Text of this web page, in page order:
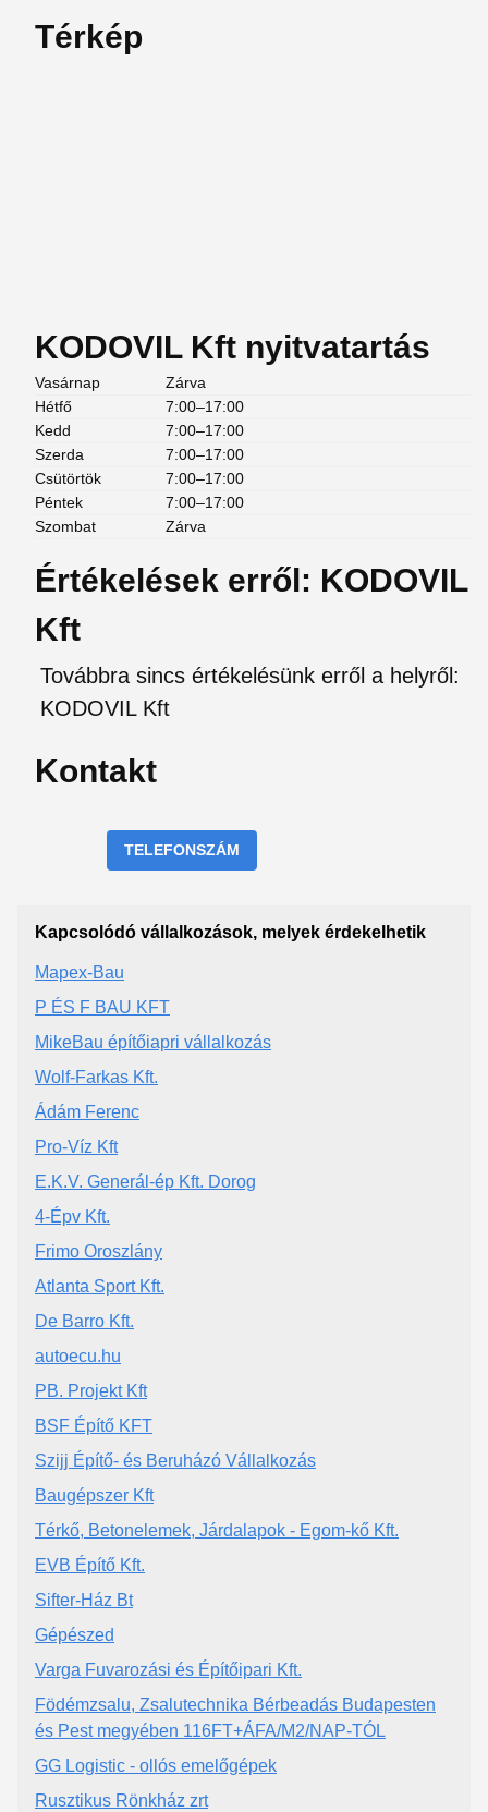
Térkép
KODOVIL Kft nyitvatartás
Vasárnap
Zárva
Hétfő
7:00–17:00
Kedd
7:00–17:00
Szerda
7:00–17:00
Csütörtök
7:00–17:00
Péntek
7:00–17:00
Szombat
Zárva
Értékelések erről: KODOVIL
Kft
Továbbra sincs értékelésünk erről a helyről:
KODOVIL Kft
Kontakt
TELEFONSZÁM
Kapcsolódó vállalkozások, melyek érdekelhetik
Mapex-Bau
P ÉS F BAU KFT
MikeBau építőiapri vállalkozás
Wolf-Farkas Kft.
Ádám Ferenc
Pro-Víz Kft
E.K.V. Generál-ép Kft. Dorog
4-Épv Kft.
Frimo Oroszlány
Atlanta Sport Kft.
De Barro Kft.
autoecu.hu
PB. Projekt Kft
BSF Építő KFT
Szijj Építő- és Beruházó Vállalkozás
Baugépszer Kft
Térkő, Betonelemek, Járdalapok - Egom-kő Kft.
EVB Építő Kft.
Sifter-Ház Bt
Gépészed
Varga Fuvarozási és Építőipari Kft.
Födémzsalu, Zsalutechnika Bérbeadás Budapesten
és Pest megyében 116FT+ÁFA/M2/NAP-TÓL
GG Logistic - ollós emelőgépek
Rusztikus Rönkház zrt